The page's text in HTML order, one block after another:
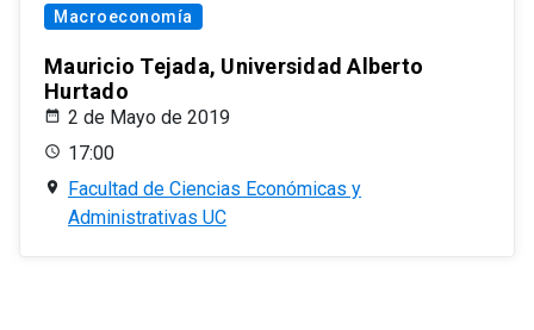
Macroeconomía
Mauricio Tejada, Universidad Alberto
Hurtado
2 de Mayo de 2019
17:00
Facultad de Ciencias Económicas y
Administrativas UC